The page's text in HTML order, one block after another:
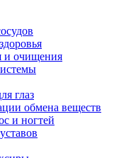
и очищения
глаз
обмена веществ
и ногтей